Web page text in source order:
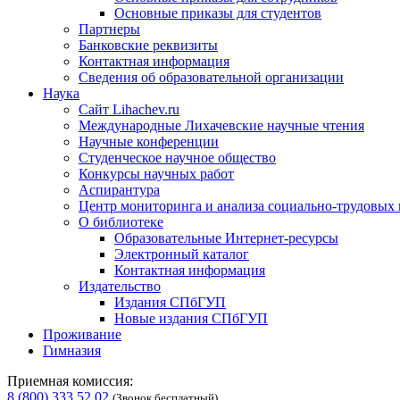
Основные приказы для студентов
Партнеры
Банковские реквизиты
Контактная информация
Сведения об образовательной организации
Наука
Сайт Lihachev.ru
Международные Лихачевские научные чтения
Научные конференции
Студенческое научное общество
Конкурсы научных работ
Аспирантура
Центр мониторинга и анализа социально-трудовых
О библиотеке
Образовательные Интернет-ресурсы
Электронный каталог
Контактная информация
Издательство
Издания СПбГУП
Новые издания СПбГУП
Проживание
Гимназия
Приемная комиссия:
8 (800) 333 52 02